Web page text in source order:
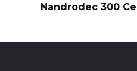
Nandrodec 300